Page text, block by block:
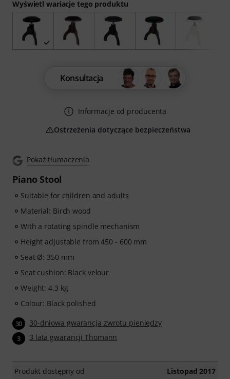
Pokaż tłumaczenia
Piano Stool
Suitable for children and adults
Material: Birch wood
With a rotating spindle mechanism
Height adjustable from 450 - 600 mm
Seat Ø: 350 mm
Seat cushion: Black velour
Weight: 4.3 kg
Colour: Black polished
30 30-dniowa gwarancja zwrotu pieniędzy
3 3 lata gwarancji Thomann
Produkt dostępny od Listopad 2017
Wyświetl wariacje tego produktu
Konsultacja
Informacje od producenta
Ostrzeżenia dotyczące bezpieczeństwa